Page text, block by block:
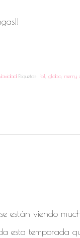
Etiquetas:foil ,globo ,merry
están viendo
esta temporada